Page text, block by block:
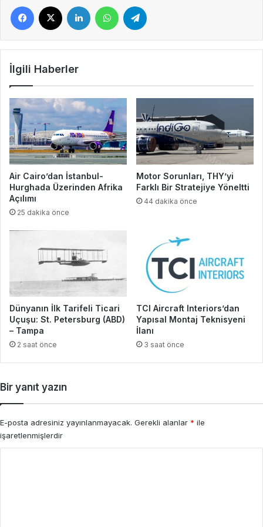
Facebook LinkedIn WhatsApp
İlgili Haberler
Air Cairo’dan İstanbul-
Hurghada Üzerinden Afrika
Açılımı
25 dakika önce
Motor Sorunları, THY’yi
Farklı Bir Stratejiye Yöneltti
44 dakika önce
Dünyanın İlk Tarifeli Ticari
Uçuşu: St. Petersburg (ABD)
– Tampa
2 saat önce
TCI Aircraft Interiors’dan
Yapısal Montaj Teknisyeni
İlanı
3 saat önce
Bir yanıt yazın
E-posta adresiniz yayınlanmayacak. Gerekli alanlar * ile
işaretlenmişlerdir